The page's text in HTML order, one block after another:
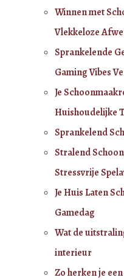
Winnen met
Vlekkeloze
Sprankelende
Gaming Vibes
Je
Huishoudelijke
Sprankelend
Stralend
Stressvrije
Je Huis Laten
Gamedag
Wat de
interieur
Zo herken je